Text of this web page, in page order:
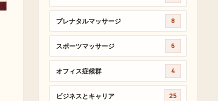
プレナタルマッサージ 8
スポーツマッサージ 6
オフィス症候群 4
ビジネスとキャリア 25